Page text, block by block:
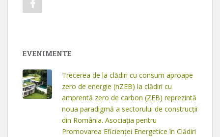
EVENIMENTE
Trecerea de la clădiri cu consum aproape
zero de energie (nZEB) la clădiri cu
amprentă zero de carbon (ZEB) reprezintă
noua paradigmă a sectorului de construcții
din România. Asociația pentru
Promovarea Eficienței Energetice în Clădiri